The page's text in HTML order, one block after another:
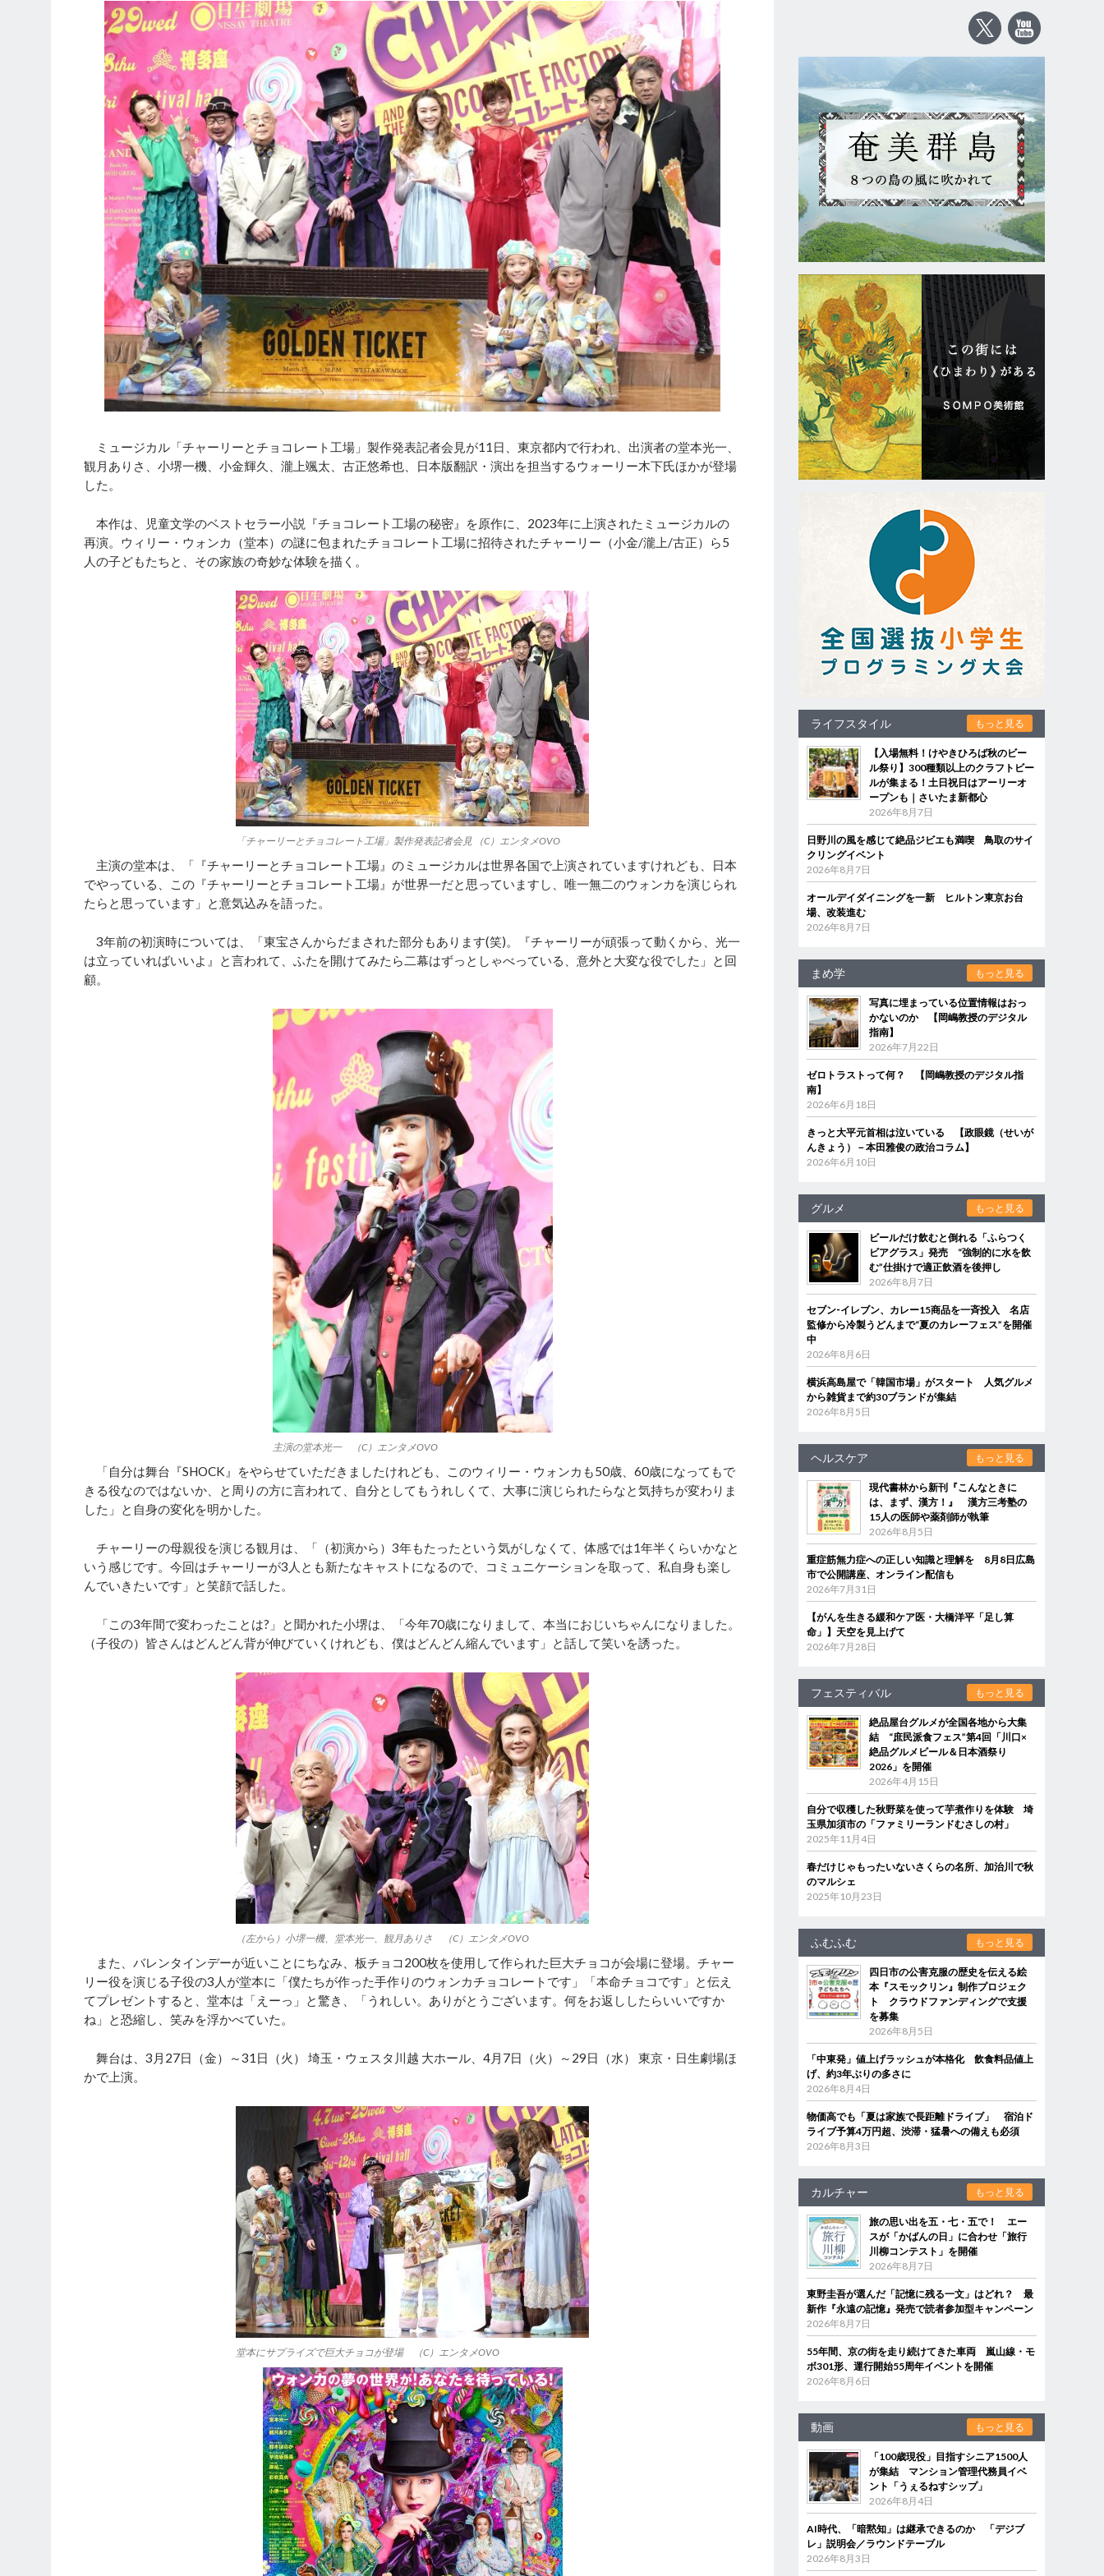
ミュージカル「チャーリーとチョコレート工場」製作発表記者会見が11日、東京都内で行われ、出演者の堂本光一、
観月ありさ、小堺一機、小金輝久、瀧上颯太、古正悠希也、日本版翻訳・演出を担当するウォーリー木下氏ほかが登場
した。
本作は、児童文学のベストセラー小説『チョコレート工場の秘密』を原作に、2023年に上演されたミュージカルの
再演。ウィリー・ウォンカ（堂本）の謎に包まれたチョコレート工場に招待されたチャーリー（小金/瀧上/古正）ら5
人の子どもたちと、その家族の奇妙な体験を描く。
「チャーリーとチョコレート工場」製作発表記者会見 （C）エンタメOVO
主演の堂本は、「『チャーリーとチョコレート工場』のミュージカルは世界各国で上演されていますけれども、日本
でやっている、この『チャーリーとチョコレート工場』が世界一だと思っていますし、唯一無二のウォンカを演じられ
たらと思っています」と意気込みを語った。
3年前の初演時については、「東宝さんからだまされた部分もあります(笑)。『チャーリーが頑張って動くから、光一
は立っていればいいよ』と言われて、ふたを開けてみたら二幕はずっとしゃべっている、意外と大変な役でした」と回
顧。
主演の堂本光一 （C）エンタメOVO
「自分は舞台『SHOCK』をやらせていただきましたけれども、このウィリー・ウォンカも50歳、60歳になってもで
きる役なのではないか、と周りの方に言われて、自分としてもうれしくて、大事に演じられたらなと気持ちが変わりま
した」と自身の変化を明かした。
チャーリーの母親役を演じる観月は、「（初演から）3年もたったという気がしなくて、体感では1年半くらいかなと
いう感じです。今回はチャーリーが3人とも新たなキャストになるので、コミュニケーションを取って、私自身も楽し
んでいきたいです」と笑顔で話した。
「この3年間で変わったことは?」と聞かれた小堺は、「今年70歳になりまして、本当におじいちゃんになりました。
（子役の）皆さんはどんどん背が伸びていくけれども、僕はどんどん縮んでいます」と話して笑いを誘った。
（左から）小堺一機、堂本光一、観月ありさ （C）エンタメOVO
また、バレンタインデーが近いことにちなみ、板チョコ200枚を使用して作られた巨大チョコが会場に登場。チャー
リー役を演じる子役の3人が堂本に「僕たちが作った手作りのウォンカチョコレートです」「本命チョコです」と伝え
てプレゼントすると、堂本は「えーっ」と驚き、「うれしい。ありがとうございます。何をお返ししたらいいですか
ね」と恐縮し、笑みを浮かべていた。
舞台は、3月27日（金）～31日（火） 埼玉・ウェスタ川越 大ホール、4月7日（火）～29日（水） 東京・日生劇場ほ
かで上演。
堂本にサプライズで巨大チョコが登場 （C）エンタメOVO
ライフスタイル もっと見る
【入場無料！けやきひろば秋のビー
ル祭り】300種類以上のクラフトビー
ルが集まる！土日祝日はアーリーオ
ープンも｜さいたま新都心
2026年8月7日
日野川の風を感じて絶品ジビエも満喫 鳥取のサイ
クリングイベント
2026年8月7日
オールデイダイニングを一新 ヒルトン東京お台
場、改装進む
2026年8月7日
まめ学 もっと見る
写真に埋まっている位置情報はおっ
かないのか 【岡嶋教授のデジタル
指南】
2026年7月22日
ゼロトラストって何？ 【岡嶋教授のデジタル指
南】
2026年6月18日
きっと大平元首相は泣いている 【政眼鏡（せいが
んきょう）－本田雅俊の政治コラム】
2026年6月10日
グルメ もっと見る
ビールだけ飲むと倒れる「ふらつく
ビアグラス」発売 “強制的に水を飲
む”仕掛けで適正飲酒を後押し
2026年8月7日
セブン‐イレブン、カレー15商品を一斉投入 名店
監修から冷製うどんまで“夏のカレーフェス”を開催
中
2026年8月6日
横浜高島屋で「韓国市場」がスタート 人気グルメ
から雑貨まで約30ブランドが集結
2026年8月5日
ヘルスケア もっと見る
現代書林から新刊『こんなときに
は、まず、漢方！』 漢方三考塾の
15人の医師や薬剤師が執筆
2026年8月5日
重症筋無力症への正しい知識と理解を 8月8日広島
市で公開講座、オンライン配信も
2026年7月31日
【がんを生きる緩和ケア医・大橋洋平「足し算
命」】天空を見上げて
2026年7月28日
フェスティバル もっと見る
絶品屋台グルメが全国各地から大集
結 “庶民派食フェス”第4回「川口×
絶品グルメビール＆日本酒祭り
2026」を開催
2026年4月15日
自分で収穫した秋野菜を使って芋煮作りを体験 埼
玉県加須市の「ファミリーランドむさしの村」
2025年11月4日
春だけじゃもったいないさくらの名所、加治川で秋
のマルシェ
2025年10月23日
ふむふむ もっと見る
四日市の公害克服の歴史を伝える絵
本『スモックリン』制作プロジェク
ト クラウドファンディングで支援
を募集
2026年8月5日
「中東発」値上げラッシュが本格化 飲食料品値上
げ、約3年ぶりの多さに
2026年8月4日
物価高でも「夏は家族で長距離ドライブ」 宿泊ド
ライブ予算4万円超、渋滞・猛暑への備えも必須
2026年8月3日
カルチャー もっと見る
旅の思い出を五・七・五で！ エー
スが「かばんの日」に合わせ「旅行
川柳コンテスト」を開催
2026年8月7日
東野圭吾が選んだ「記憶に残る一文」はどれ？ 最
新作『永遠の記憶』発売で読者参加型キャンペーン
2026年8月7日
55年間、京の街を走り続けてきた車両 嵐山線・モ
ボ301形、運行開始55周年イベントを開催
2026年8月6日
動画 もっと見る
「100歳現役」目指すシニア1500人
が集結 マンション管理代務員イベ
ント「うぇるねすシップ」
2026年8月4日
AI時代、「暗黙知」は継承できるのか 「デジブ
レ」説明会／ラウンドテーブル
2026年8月3日